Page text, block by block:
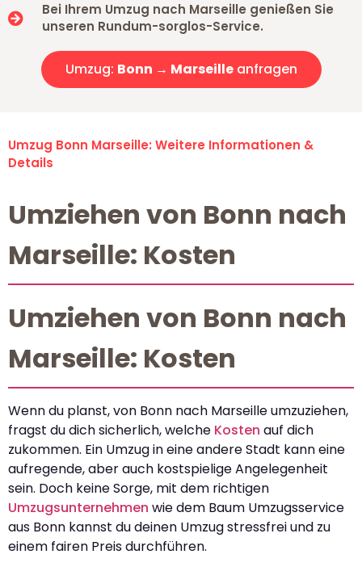
Bei Ihrem Umzug nach Marseille genießen Sie
unseren Rundum-sorglos-Service.
Umzug: Bonn → Marseilleanfragen
Umzug Bonn Marseille: Weitere Informationen &
Details
Umziehen von Bonn nach
Marseille: Kosten
Umziehen von Bonn nach
Marseille: Kosten
Wenn du planst, von Bonn nach Marseille umzuziehen,
fragst du dich sicherlich, welche Kosten auf dich
zukommen. Ein Umzug in eine andere Stadt kann eine
aufregende, aber auch kostspielige Angelegenheit
sein. Doch keine Sorge, mit dem richtigen
Umzugsunternehmen wie dem Baum Umzugsservice
aus Bonn kannst du deinen Umzug stressfrei und zu
einem fairen Preis durchführen.